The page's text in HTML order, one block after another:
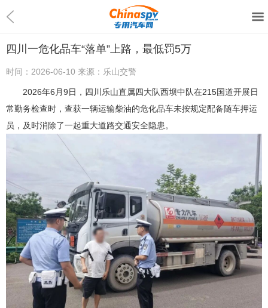
四川一危化品车“落单”上路，最低罚5万
时间： 2026-06-10 来源： 乐山交警
2026年6月9日，四川乐山直属四大队西坝中队在215国道开展日
常勤务检查时，查获一辆运输柴油的危化品车未按规定配备随车押运
员，及时消除了一起重大道路交通安全隐患。